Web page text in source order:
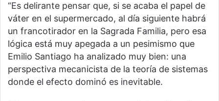
“Es delirante pensar que, si se acaba el papel de
váter en el supermercado, al día siguiente habrá
un francotirador en la Sagrada Familia, pero esa
lógica está muy apegada a un pesimismo que
Emilio Santiago ha analizado muy bien: una
perspectiva mecanicista de la teoría de sistemas
donde el efecto dominó es inevitable.